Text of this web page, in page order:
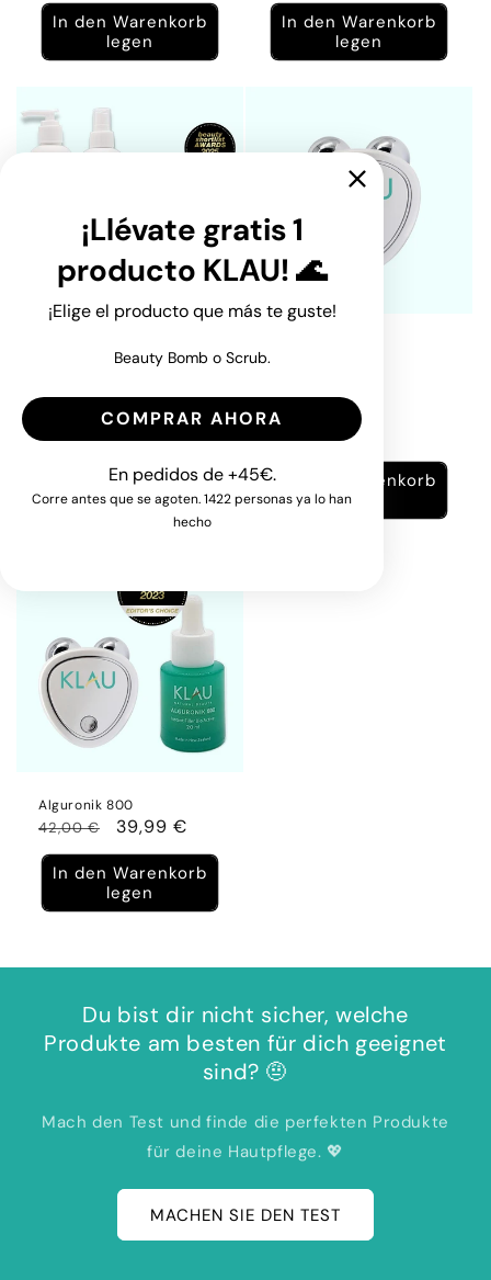
In den Warenkorb
legen
In den Warenkorb
legen
Pflegeroutine +
Reinigungsgel &
Gesichtswasser
Normaler
88,10 €
In den Warenkorb
legen
Normaler
Preis
12,00 €
In den Warenkorb
legen
Alguronik 800
Normaler
Preis
42,00 € Verkaufspreis
39,99 €
In den Warenkorb
legen
Du bist dir nicht sicher, welche
Produkte am besten für dich geeignet
sind? 🤨
Mach den Test und finde die perfekten Produkte
für deine Hautpflege. 💖
MACHEN SIE DEN TEST
¡Llévate gratis 1
producto KLAU! 🌊
¡Elige el producto que más te guste!
Beauty Bomb o Scrub.
COMPRAR AHORA
En pedidos de +45€.
Corre antes que se agoten. 1422 personas ya lo han
hecho